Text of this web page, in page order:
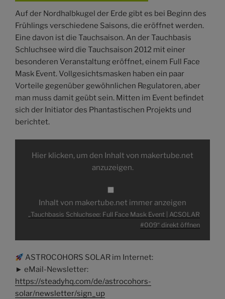
Auf der Nordhalbkugel der Erde gibt es bei Beginn des
Frühlings verschiedene Saisons, die eröffnet werden.
Eine davon ist die Tauchsaison. An der Tauchbasis
Schluchsee wird die Tauchsaison 2012 mit einer
besonderen Veranstaltung eröffnet, einem Full Face
Mask Event. Vollgesichtsmasken haben ein paar
Vorteile gegenüber gewöhnlichen Regulatoren, aber
man muss damit geübt sein. Mitten im Event befindet
sich der Initiator des Phantastischen Projekts und
berichtet.
„Tauchbasis
makertube.net
anzeigen
Hier klicken, um den Inhalt von makertube.net
anzuzeigen.
Inhalt von makertube.net immer anzeigen
„Tauchbasis Schluchsee: Full Face Mask Event | ACSOLAR
#009“ direkt öffnen
ASTROCOHORS SOLAR im Internet:
► eMail-Newsletter:
https://steadyhq.com/de/astrocohors-
solar/newsletter/sign_up